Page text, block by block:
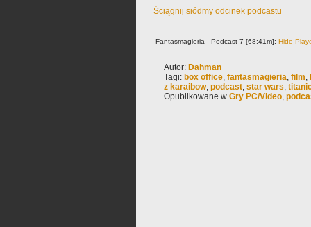
Ściągnij siódmy odcinek podcastu
Fantasmagieria - Podcast 7 [68:41m]: Hide
Autor: Dahman
Tagi: box office, fantasmagieria, film,
z karaibow, podcast, star wars,
Opublikowane w Gry PC/Video,